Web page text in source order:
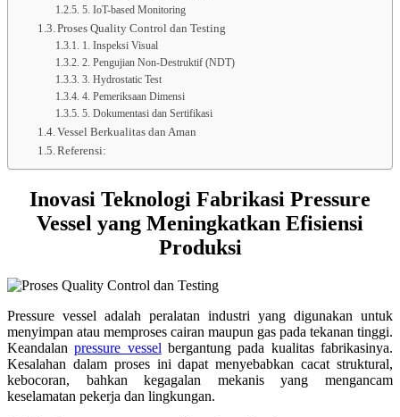
5. IoT-based Monitoring
Proses Quality Control dan Testing
1. Inspeksi Visual
2. Pengujian Non-Destruktif (NDT)
3. Hydrostatic Test
4. Pemeriksaan Dimensi
5. Dokumentasi dan Sertifikasi
Vessel Berkualitas dan Aman
Referensi:
Inovasi Teknologi Fabrikasi Pressure
Vessel yang Meningkatkan Efisiensi
Produksi
Pressure vessel adalah peralatan industri yang digunakan untuk
menyimpan atau memproses cairan maupun gas pada tekanan tinggi.
Keandalanpressure vessel bergantung pada kualitas fabrikasinya.
Kesalahan dalam proses ini dapat menyebabkan cacat struktural,
kebocoran, bahkan kegagalan mekanis yang mengancam
keselamatan pekerja dan lingkungan.